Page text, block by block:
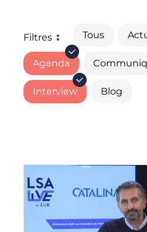
Filtres Tous
Agenda
Interview Blog